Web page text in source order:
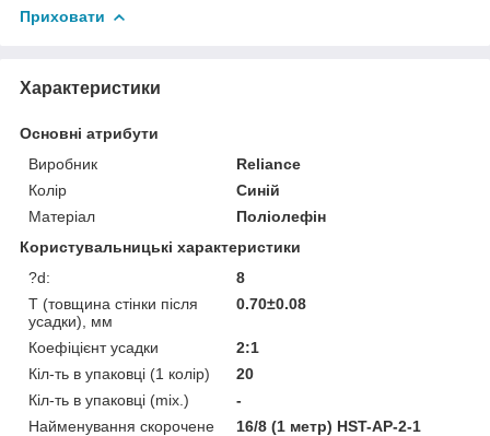
Приховати
Характеристики
Основні атрибути
Виробник
Reliance
Колір
Синій
Матеріал
Поліолефін
Користувальницькі характеристики
?d:
8
T (товщина стінки після
усадки), мм
0.70±0.08
Коефіцієнт усадки
2:1
Кіл-ть в упаковці (1 колір)
20
Кіл-ть в упаковці (mix.)
-
Найменування скорочене
16/8 (1 метр) HST-AP-2-1